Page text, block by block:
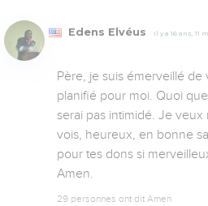
Edens Elvéus Il y a 16 ans, 11
Père, je suis émerveillé
planifié pour moi. Quoi
serai pas intimidé. Je
vois, heureux, en bonne
pour tes dons si
Amen.
29 personnes ont dit Amen